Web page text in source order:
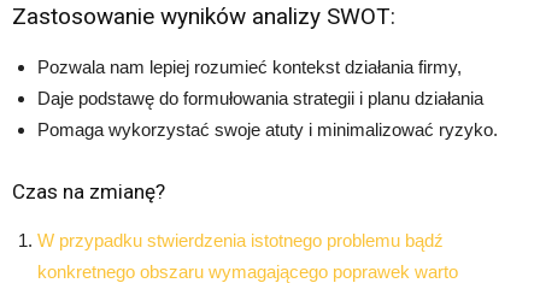
Zastosowanie wyników analizy SWOT:
Pozwala nam lepiej rozumieć kontekst działania firmy,
Daje podstawę do formułowania strategii i planu działania
Pomaga wykorzystać swoje atuty i minimalizować ryzyko.
Czas na zmianę?
W przypadku stwierdzenia istotnego problemu bądź
konkretnego obszaru wymagającego poprawek warto